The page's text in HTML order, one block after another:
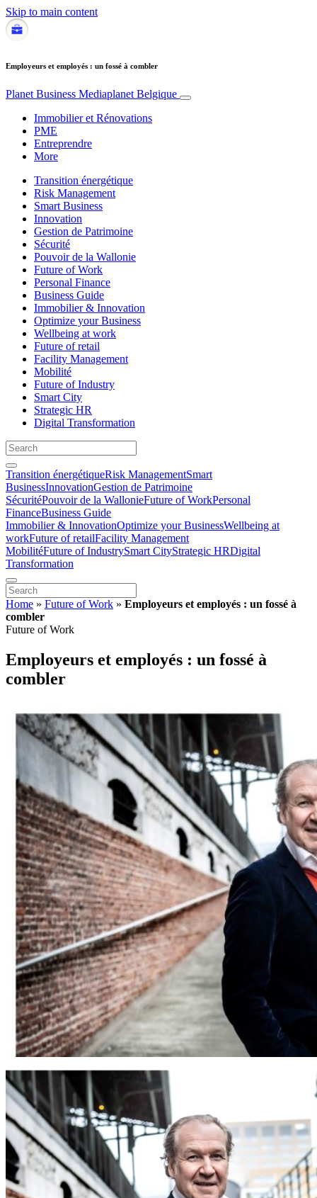
Skip to main content
Employeurs et employés : un fossé à combler
Planet Business Mediaplanet Belgique
Immobilier et Rénovations
PME
Entreprendre
More
Transition énergétique
Risk Management
Smart Business
Innovation
Gestion de Patrimoine
Sécurité
Pouvoir de la Wallonie
Future of Work
Personal Finance
Business Guide
Immobilier & Innovation
Optimize your Business
Wellbeing at work
Future of retail
Facility Management
Mobilité
Future of Industry
Smart City
Strategic HR
Digital Transformation
Transition énergétiqueRisk ManagementSmart
BusinessInnovationGestion de Patrimoine
SécuritéPouvoir de la WallonieFuture of WorkPersonal
FinanceBusiness Guide
Immobilier & InnovationOptimize your BusinessWellbeing at
workFuture of retailFacility Management
MobilitéFuture of IndustrySmart CityStrategic HRDigital
Transformation
Home » Future of Work » Employeurs et employés : un fossé à
combler
Future of Work
Employeurs et employés : un fossé à
combler